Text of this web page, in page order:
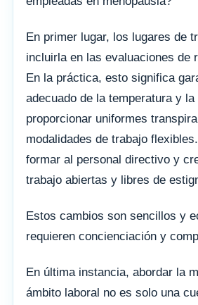
En primer lugar, los lugares de
incluirla en las evaluaciones de
En la práctica, esto significa
adecuado de la temperatura y
proporcionar uniformes
modalidades de trabajo
formar al personal directivo y
trabajo abiertas y libres de
Estos cambios son sencillos y
requieren concienciación y
En última instancia, abordar la
ámbito laboral no es solo una